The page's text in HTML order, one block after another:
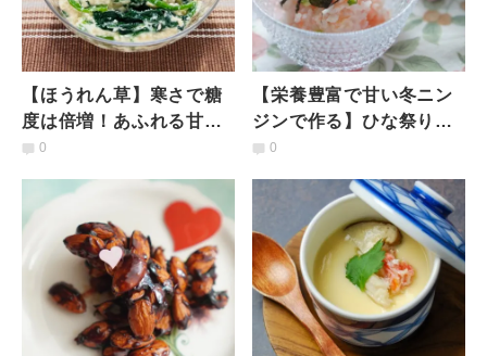
【ほうれん草】寒さで糖
度は倍増！あふれる甘さ
を活かした「定番副菜」
0
【栄養豊富で甘い冬ニン
ジンで作る】ひな祭りに
ぴったり♡風邪予防対策
0